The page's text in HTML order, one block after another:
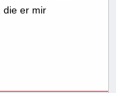
die er mir